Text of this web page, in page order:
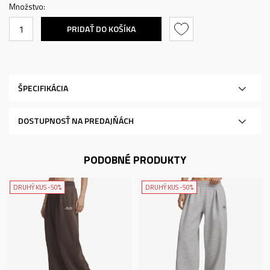
Množstvo:
PRIDAŤ DO KOŠÍKA
ŠPECIFIKÁCIA
DOSTUPNOSŤ NA PREDAJŇÁCH
PODOBNÉ PRODUKTY
DRUHÝ KUS -50% DRUHÝ KUS -50%